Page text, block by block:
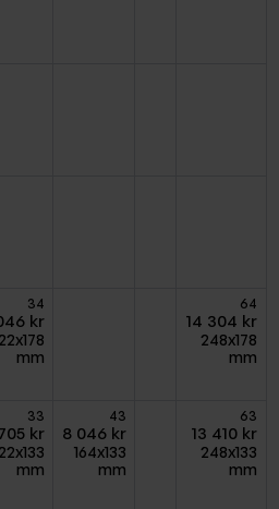
34
kr
mm
64
14 304 kr
248x178
mm
33
kr
mm
43
8 046 kr
164x133
mm
63
13 410 kr
248x133
mm